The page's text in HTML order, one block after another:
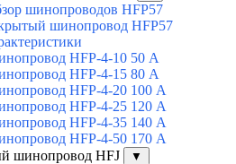
шинопроводов HFP57
шинопровод HFP57
HFP-4-10 50 А
HFP-4-15 80 А
HFP-4-20 100 А
HFP-4-25 120 А
HFP-4-35 140 А
HFP-4-50 170 А
шинопровод HFJ
▼